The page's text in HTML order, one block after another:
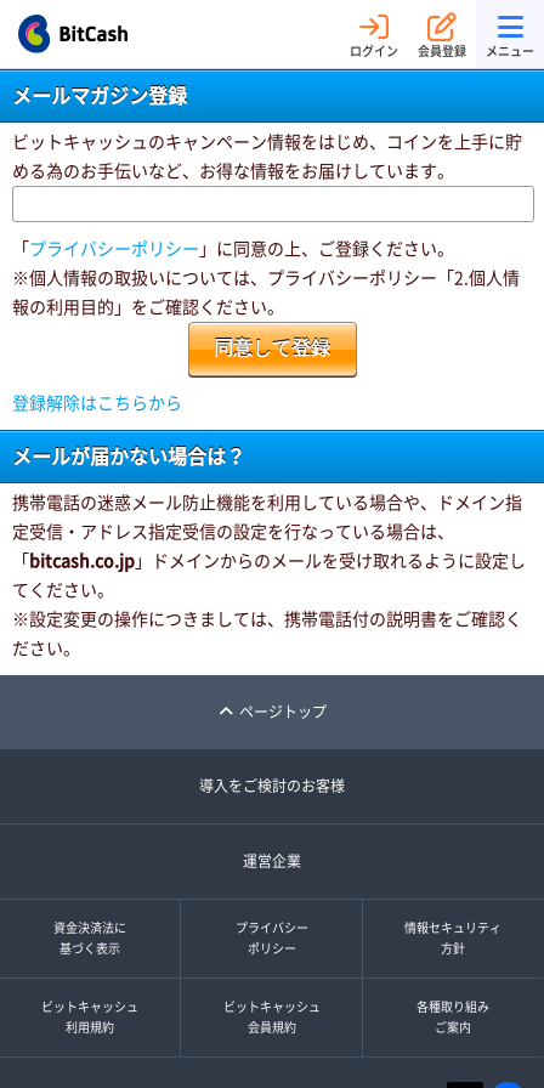
ログイン 会員登録 メニュー
メールマガジン登録
ビットキャッシュのキャンペーン情報をはじめ、コインを上手に貯
める為のお手伝いなど、お得な情報をお届けしています。
「 プライバシーポリシー 」に同意の上、ご登録ください。
※個人情報の取扱いについては、プライバシーポリシー「2.個人情
報の利用目的」をご確認ください。
登録解除はこちらから
メールが届かない場合は？
携帯電話の迷惑メール防止機能を利用している場合や、ドメイン指
定受信・アドレス指定受信の設定を行なっている場合は、
「 bitcash.co.jp 」ドメインからのメールを受け取れるように設定し
てください。
※設定変更の操作につきましては、携帯電話付の説明書をご確認く
ださい。
ページトップ
導入をご検討のお客様
運営企業
資金決済法に
基づく表示
プライバシー
ポリシー
情報セキュリティ
方針
ビットキャッシュ
利用規約
ビットキャッシュ
会員規約
各種取り組み
ご案内